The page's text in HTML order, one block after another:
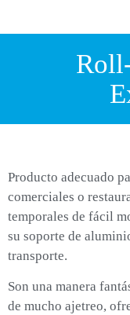
Producto adecuado
comerciales o
temporales de fácil
su soporte de
transporte.
Son una manera
de mucho ajetreo,